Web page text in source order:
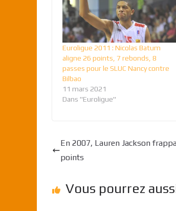
Euroligue 2011 : Nicolas Batum
aligne 26 points, 7 rebonds, 8
passes pour le SLUC Nancy contre
Bilbao
11 mars 2021
Dans "Euroligue"
En 2007, Lauren Jackson
points
Vous pourrez